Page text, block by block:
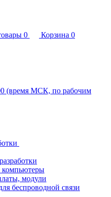
0 Корзина 0
(время МСК, по рабочим
модули
беспроводной связи